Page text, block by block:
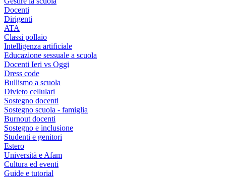
Docenti
Dirigenti
ATA
Classi pollaio
Intelligenza artificiale
Educazione sessuale a scuola
Docenti Ieri vs Oggi
Dress code
Bullismo a scuola
Divieto cellulari
Sostegno docenti
Sostegno scuola - famiglia
Burnout docenti
Sostegno e inclusione
Studenti e genitori
Estero
Università e Afam
Cultura ed eventi
Guide e tutorial